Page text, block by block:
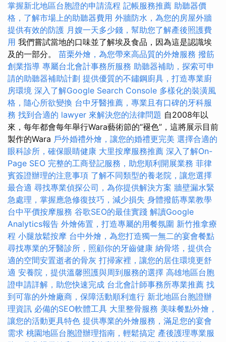
掌握新北地區台胞證的申請流程 記帳服務推薦 助聽器價
格，了解市場上的助聽器費用 外牆防水，為您的房屋外牆
提供有效的防護 月嫂一天多少錢，幫助您了解產後照護費
用 我們嘗試當地的口味並了解埃及食品，因為這是認識埃
及的一部分。 苗栗外燴，為您帶來高品質的外燴服務 撥筋
創業指導 專屬台北會計事務所服務 助聽器補助，探索可申
請的助聽器補助計劃 提供優質的不鏽鋼廚具，打造專業廚
房環境 深入了解Google Search Console 多樣化的裝潢風
格，隨心所欲變換 台中牙醫推薦，專業且有口碑的牙科服
務 找到合適的 lawyer 來解決您的法律問題 自2008年以
來，每年都會每年舉行Wara藝術節的“褪色”，這將展示目前
製作的Wara 戶外婚禮外燴，讓您的婚禮更完美 選擇合適的
眼科診所，確保眼睛健康 大里按摩服務推薦 深入了解On-
Page SEO 完整的工商登記服務，助您順利開展業務 菲律
賓簽證辦理的注意事項 了解不同類型的養老院，讓您選擇
最合適 尋找專業偵探公司，為你提供解決方案 牆壁漏水緊
急處理，掌握應急修復技巧，減少損失 身體撥筋專業教學
台中平價按摩服務 谷歌SEO的最佳實踐 解讀Google
Analytics報告 外燴佈置，打造專屬的用餐氛圍 新竹推拿療
程 小腿放鬆按摩 台中外燴，為您打造獨一無二的宴會餐點
尋找專業的牙醫診所，照顧你的牙齒健康 納骨塔，提供合
適的空間安置逝者的骨灰 打掃家裡，讓您的居住環境更舒
適 安養院，提供溫馨照護與周到服務的選擇 高雄地區台胞
證申請詳解，助您快速完成 台北會計師事務所專業推薦 找
到可靠的外燴廠商，保障活動順利進行 新北地區台胞證辦
理資訊 必備的SEO軟體工具 大里整骨服務 美味餐點外燴，
讓您的活動更具特色 提供專業的外燴服務，滿足您的宴會
需求 桃園地區台胞證辦理指南，輕鬆搞定 產後護理專業服